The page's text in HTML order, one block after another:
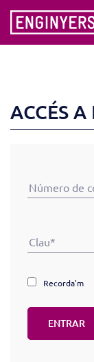
ACCÉS A
Recorda'm
ENTRAR